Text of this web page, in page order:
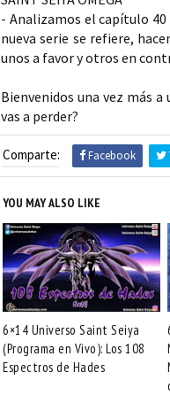
- Analizamos el capítulo 40
nueva serie se refiere,
unos a favor y otros en
Bienvenidos una vez más
vas a perder?
Comparte: Facebook
YOU MAY ALSO LIKE
6×14 Universo Saint Seiya
(Programa en Vivo): Los 108
Espectros de Hades